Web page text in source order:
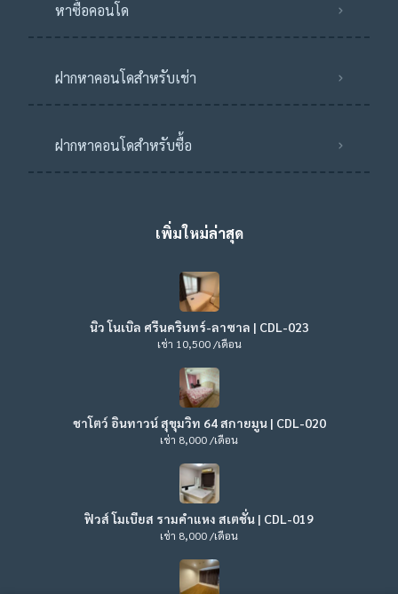
หาซื้อคอนโด
ฝากหาคอนโดสำหรับเช่า
ฝากหาคอนโดสำหรับซื้อ
เพิ่มใหม่ล่าสุด
นิว โนเบิล ศรีนครินทร์-ลาซาล | CDL-023
เช่า 10,500 /เดือน
ชาโตว์ อินทาวน์ สุขุมวิท 64 สกายมูน | CDL-020
เช่า 8,000 /เดือน
ฟิวส์ โมเบียส รามคำแหง สเตชั่น | CDL-019
เช่า 8,000 /เดือน